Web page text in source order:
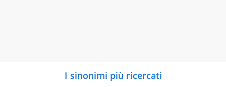
I sinonimi più ricercati